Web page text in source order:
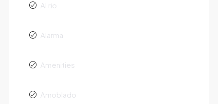
Al rio
Alarma
Amenities
Amoblado